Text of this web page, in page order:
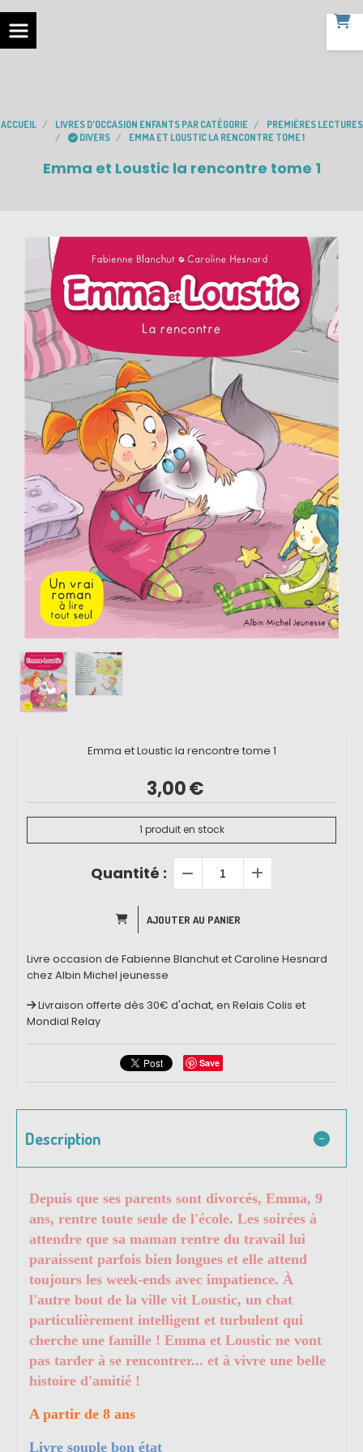
ACCUEIL LIVRES D'OCCASION ENFANTS PAR CATÉGORIE
PREMIÈRES LECTURES
DIVERS
EMMA ET LOUSTIC LA RENCONTRE TOME 1
Emma et Loustic la rencontre tome 1
Emma et Loustic la rencontre tome 1
3,00€
1 produit en stock
Quantité :
AJOUTER AU PANIER
Livre occasion de Fabienne Blanchut et Caroline Hesnard
chez Albin Michel jeunesse
Livraison offerte dès 30€ d'achat, en Relais Colis et
Mondial Relay
Save
Description
Depuis que ses parents sont divorcés, Emma, 9
ans, rentre toute seule de l'école. Les soirées à
attendre que sa maman rentre du travail lui
paraissent parfois bien longues et elle attend
toujours les week-ends avec impatience. À
l'autre bout de la ville vit Loustic, un chat
particulièrement intelligent et turbulent qui
cherche une famille ! Emma et Loustic ne vont
pas tarder à se rencontrer... et à vivre une belle
histoire d'amitié !
A partir de 8 ans
Livre souple bon état